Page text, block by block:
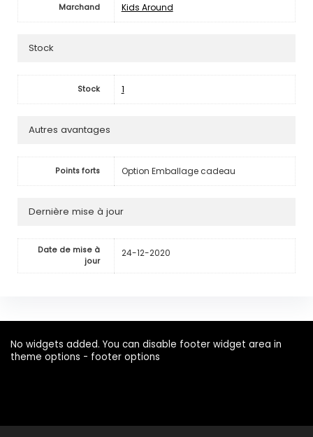
Marchand Kids Around
Stock
Stock 1
Autres avantages
Points forts Option Emballage cadeau
Dernière mise à jour
Date de mise à
jour
24-12-2020
No widgets added. You can disable footer widget area in
theme options - footer options